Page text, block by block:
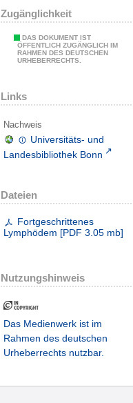
Zugänglichkeit
DAS DOKUMENT IST
ÖFFENTLICH ZUGÄNGLICH IM
RAHMEN DES DEUTSCHEN
URHEBERRECHTS.
Links
Nachweis
Universitäts- und
Landesbibliothek Bonn
Dateien
Fortgeschrittenes
Lymphödem [PDF 3.05 mb]
Nutzungshinweis
Das Medienwerk ist im
Rahmen des deutschen
Urheberrechts nutzbar.